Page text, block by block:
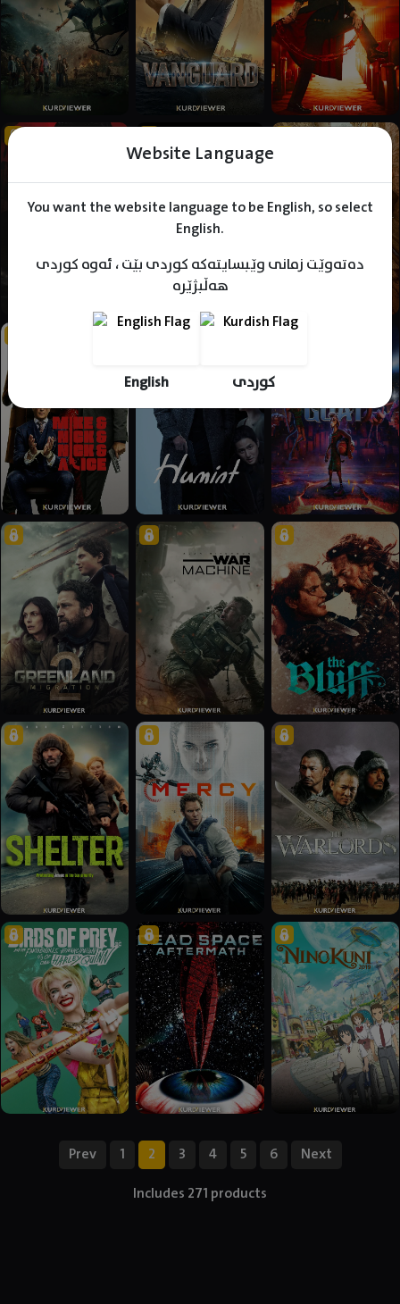
Website Language
You want the website language to be English, so select
English.
دەتەوێت زمانی وێبسایتەکە کوردی بێت ، ئەوە کوردی
هەڵبژێرە
English کوردی
Prev 1 2 3 4 5 6
Next
Includes 271 products